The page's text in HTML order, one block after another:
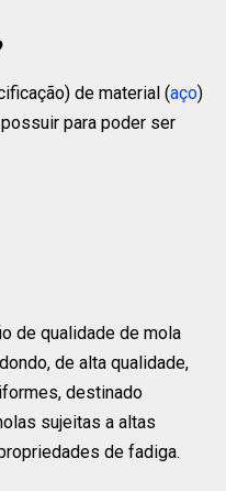
de material (aço)
para poder ser
de qualidade de mola
de alta qualidade,
destinado
sujeitas a altas
de fadiga.